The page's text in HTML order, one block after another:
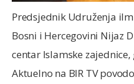
Predsjednik Udruženja
Bosni i Hercegovini Nijaz
centar Islamske
Aktuelno na BIR TV